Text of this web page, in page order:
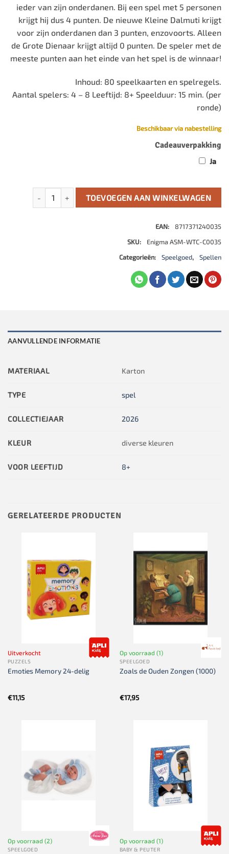
ieder van zijn onderdanen. Bij een spel met 5 personen
krijgt hij dus 4 punten. De nieuwe Kleine Dalmuti krijgt
voor zijn onderdanen dan 3 punten, enzovoorts. Alleen
de Grote Dienaar krijgt altijd 0 punten. De speler met de
meeste punten aan het einde van het spel is de winnaar!
Inhoud: 80 speelkaarten en spelregels.
Aantal spelers: 4 – 8 Leeftijd: 8+ Speelduur: 15 min. (per
ronde)
Beschikbaar via nabestelling
Cadeauverpakking
Ja
De Grote Dalmuti aantalTOEVOEGEN AAN WINKELWAGEN
EAN:
8717371240035
SKU:
Enigma ASM-WTC-C0035
Categorieën:
Speelgoed, Spellen
AANVULLENDE INFORMATIE
MATERIAAL Karton
TYPE spel
COLLECTIEJAAR 2026
KLEUR diverse kleuren
VOOR LEEFTIJD 8+
GERELATEERDE PRODUCTEN
Uitverkocht
PUZZELS
Emoties Memory 24-delig
€11,15
Op voorraad (1)
SPEELGOED
Zoals de Ouden Zongen (1000)
€17,95
Op voorraad (2)
SPEELGOED
Op voorraad (1)
BABY & PEUTER